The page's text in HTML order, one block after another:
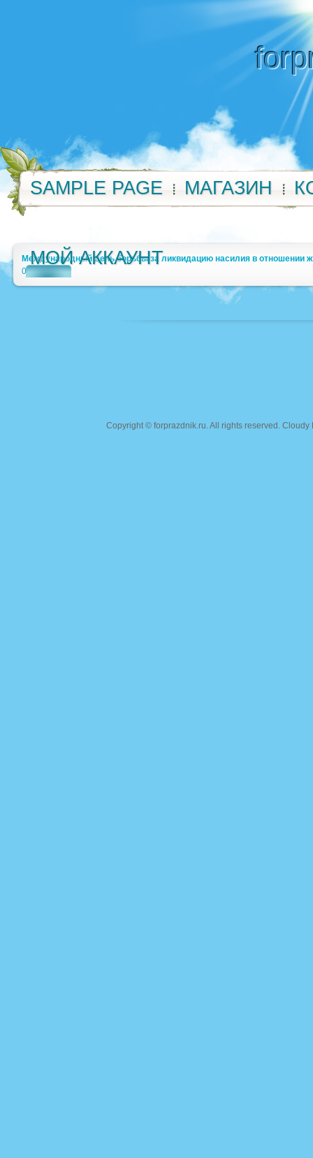
SAMPLE PAGE МАГАЗИН
МОЙ АККАУНТ
Международный день борьбы за ликвидацию насилия в отношении
0
Copyright © forprazdnik.ru. All rights reserved.